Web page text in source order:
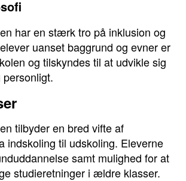
har en stærk tro på inklusion og
uanset baggrund og evner er
og tilskyndes til at udvikle sig
tilbyder en bred vifte af
indskoling til udskoling. Eleverne
samt mulighed for at
studieretninger i ældre klasser.